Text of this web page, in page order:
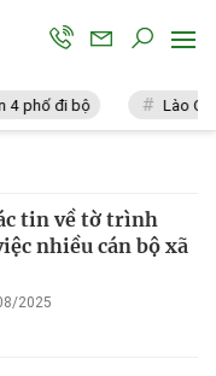
phố đi bộ Lào Cai:
tin về tờ trình
nhiều cán bộ xã
2025